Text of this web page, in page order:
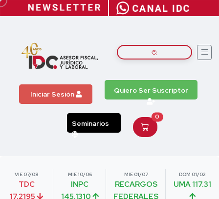
Iniciar Sesión Quiero Ser Suscriptor
Seminarios
0
VIE 07/08
TDC
17.2195
MIE 10/06
INPC
145.1310
MIE 01/07
RECARGOS
FEDERALES
DOM 01/02
UMA 117.31